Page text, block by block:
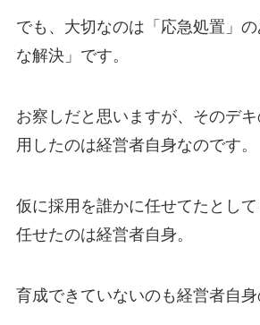
でも、大切なのは「応急処置」
な解決」です。
お察しだと思いますが、そのデ
用したのは経営者自身なのです。
仮に採用を誰かに任せてたとし
任せたのは経営者自身。
育成できていないのも経営者自身